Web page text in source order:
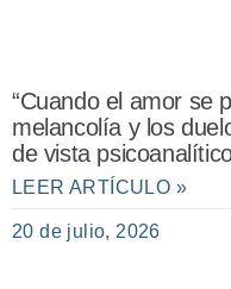
“Cuando el amor se
melancolía y los
de vista
LEER ARTÍCULO »
20 de julio, 2026